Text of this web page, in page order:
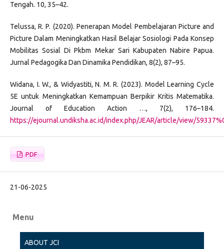
Tengah. 10, 35–42.
Telussa, R. P. (2020). Penerapan Model Pembelajaran Picture and
Picture Dalam Meningkatkan Hasil Belajar Sosiologi Pada Konsep
Mobilitas Sosial Di Pkbm Mekar Sari Kabupaten Nabire Papua.
Jurnal Pedagogika Dan Dinamika Pendidikan, 8(2), 87–95.
Widana, I. W., & Widyastiti, N. M. R. (2023). Model Learning Cycle
5E untuk Meningkatkan Kemampuan Berpikir Kritis Matematika.
Journal of Education Action …, 7(2), 176–184.
https://ejournal.undiksha.ac.id/index.php/JEAR/article/view/
PDF
21-06-2025
Menu
ABOUT JCI